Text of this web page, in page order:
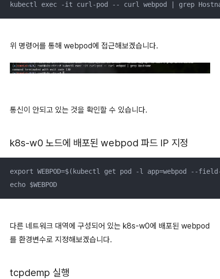
kubectl exec -it curl-pod -- curl webpod | grep
위 명령어를 통해 webpod에 접근해보겠습니다.
통신이 안되고 있는 것을 확인할 수 있습니다.
k8s-w0 노드에 배포된 webpod 파드 IP 지정
export WEBPOD=$(kubectl get pod -l app=webpod --
echo $WEBPOD
다른 네트워크 대역에 구성되어 있는 k8s-w0에 배포된 webpod
를 환경변수로 지정해보겠습니다.
tcpdemp 실행